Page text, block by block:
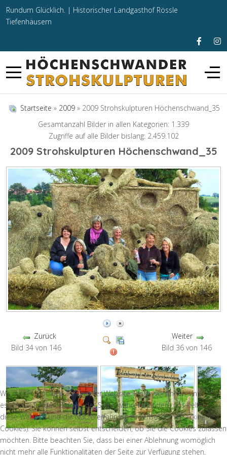
Rundum Glücklich. | Historischer Landgasthof Rössle
Tiefenhäusern
Startseite » 2009 » 2009 Strohskulpturen Höchenschwand_35
Gesamtanzahl Bilder in allen Kategorien: 1.339
Zugriffe auf alle Bilder bislang: 2.459.102
2009 Strohskulpturen Höchenschwand_35
Zurück
Bild 34 von 146
Weiter
Bild 36 von 146
Wir nutzen Cookies auf unserer Website. Einige von ihnen sind
essenziell für den Betrieb der Seite, während andere uns helfen,
diese Website und die Nutzererfahrung zu verbessern (Tracking
Cookies). Sie können selbst entscheiden, ob Sie die Cookies zulassen
möchten. Bitte beachten Sie, dass bei einer Ablehnung womöglich
nicht mehr alle Funktionalitäten der Seite zur Verfügung stehen.